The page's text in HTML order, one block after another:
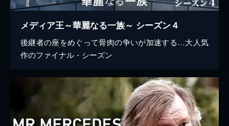
メディア王～華麗なる一族～ シーズン４
後継者の座をめぐって骨肉の争いが加速する…大人気
作のファイナル・シーズン